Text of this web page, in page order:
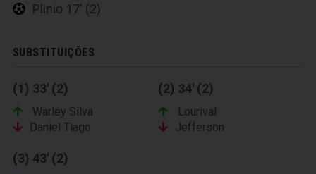
Plinio 17' (2)
SUBSTITUIÇÕES
(1) 33' (2)
Warley Silva
Daniel Tiago
(2) 34' (2)
Lourival
Jefferson
(3) 43' (2)